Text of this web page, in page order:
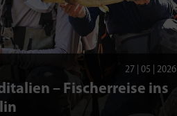
27 | 05 | 2026
– Fischerreise ins